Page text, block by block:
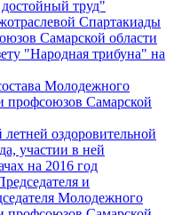
труд"
Спартакиады
Самарской области
"Народная трибуна" на
Молодежного
профсоюзов Самарской
летней оздоровительной
участии в ней
на 2016 год
и
Молодежного